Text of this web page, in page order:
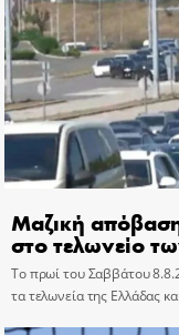
Μαζική
στο τελωνείο
Το πρωί του Σαββάτου
τα τελωνεία της Ελλάδας